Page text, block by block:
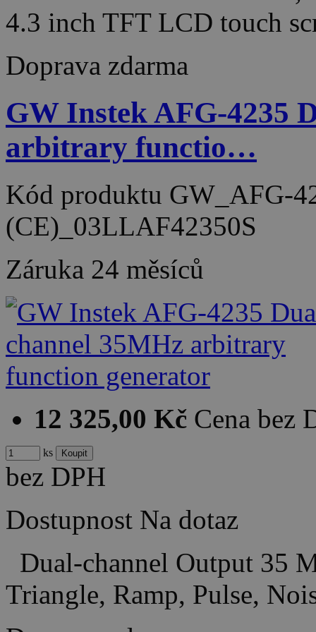
4.3 inch TFT LCD touch
Doprava zdarma
GW Instek AFG-4235
arbitrary functio…
Kód produktu GW_AFG-
(CE)_03LLAF42350S
Záruka 24 měsíců
12 325,00 Kč Cena bez
ks
bez DPH
Dostupnost Na dotaz
Dual-channel Output 35
Triangle, Ramp, Pulse,